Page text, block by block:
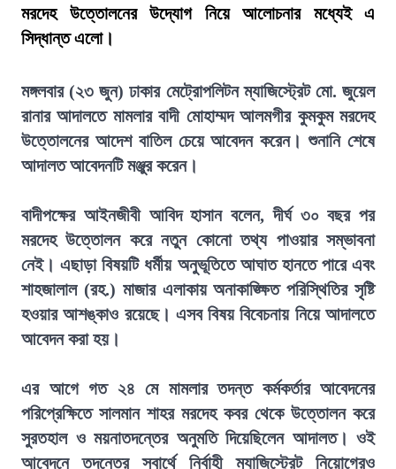
মরদেহ উত্তোলনের উদ্যোগ নিয়ে আলোচনার মধ্যেই এ
সিদ্ধান্ত এলো।
মঙ্গলবার (২৩ জুন) ঢাকার মেট্রোপলিটন ম্যাজিস্ট্রেট মো. জুয়েল
রানার আদালতে মামলার বাদী মোহাম্মদ আলমগীর কুমকুম মরদেহ
উত্তোলনের আদেশ বাতিল চেয়ে আবেদন করেন। শুনানি শেষে
আদালত আবেদনটি মঞ্জুর করেন।
বাদীপক্ষের আইনজীবী আবিদ হাসান বলেন, দীর্ঘ ৩০ বছর পর
মরদেহ উত্তোলন করে নতুন কোনো তথ্য পাওয়ার সম্ভাবনা
নেই। এছাড়া বিষয়টি ধর্মীয় অনুভূতিতে আঘাত হানতে পারে এবং
শাহজালাল (রহ.) মাজার এলাকায় অনাকাঙ্ক্ষিত পরিস্থিতির সৃষ্টি
হওয়ার আশঙ্কাও রয়েছে। এসব বিষয় বিবেচনায় নিয়ে আদালতে
আবেদন করা হয়।
এর আগে গত ২৪ মে মামলার তদন্ত কর্মকর্তার আবেদনের
পরিপ্রেক্ষিতে সালমান শাহর মরদেহ কবর থেকে উত্তোলন করে
সুরতহাল ও ময়নাতদন্তের অনুমতি দিয়েছিলেন আদালত। ওই
আবেদনে তদন্তের স্বার্থে নির্বাহী ম্যাজিস্ট্রেট নিয়োগেরও